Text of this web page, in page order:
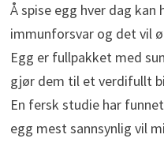
Å spise egg hver dag
immunforsvar og det vil
Egg er fullpakket med
gjør dem til et verdifullt
En fersk studie har
egg mest sannsynlig vil